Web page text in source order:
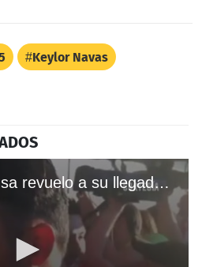
Keylor Navas
Keylor Navas causa revuelo a su llegada a Costa Rica.